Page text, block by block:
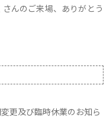
んのご来場、ありがとう
更及び臨時休業のお知ら